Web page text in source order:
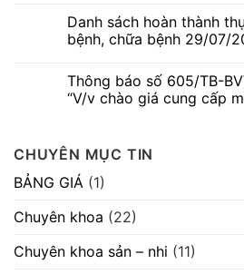
mời
chào
hàng
máy
móc
thiết
kỳ
–
Dấu
gặp
nhưng
không
bình
luận
ở
số
580/TB-
BVVĐ
mời
chào
hàng
cạnh
máy
móc
bị”
Danh sách hoàn thành
bệnh, chữa bệnh 29/07/
bình
luận
thành
thực
hành
hành
bệnh,
chữa
29/07/2026
Thông báo số 605/TB-
“V/v chào giá cung cấp
luận
ở
Thông
báo
605/TB-
BVVĐ
28/07/2026.
“V/v
CHUYÊN MỤC TIN
BẢNG GIÁ (1)
Chuyên khoa (22)
Chuyên khoa sản – nhi (11)